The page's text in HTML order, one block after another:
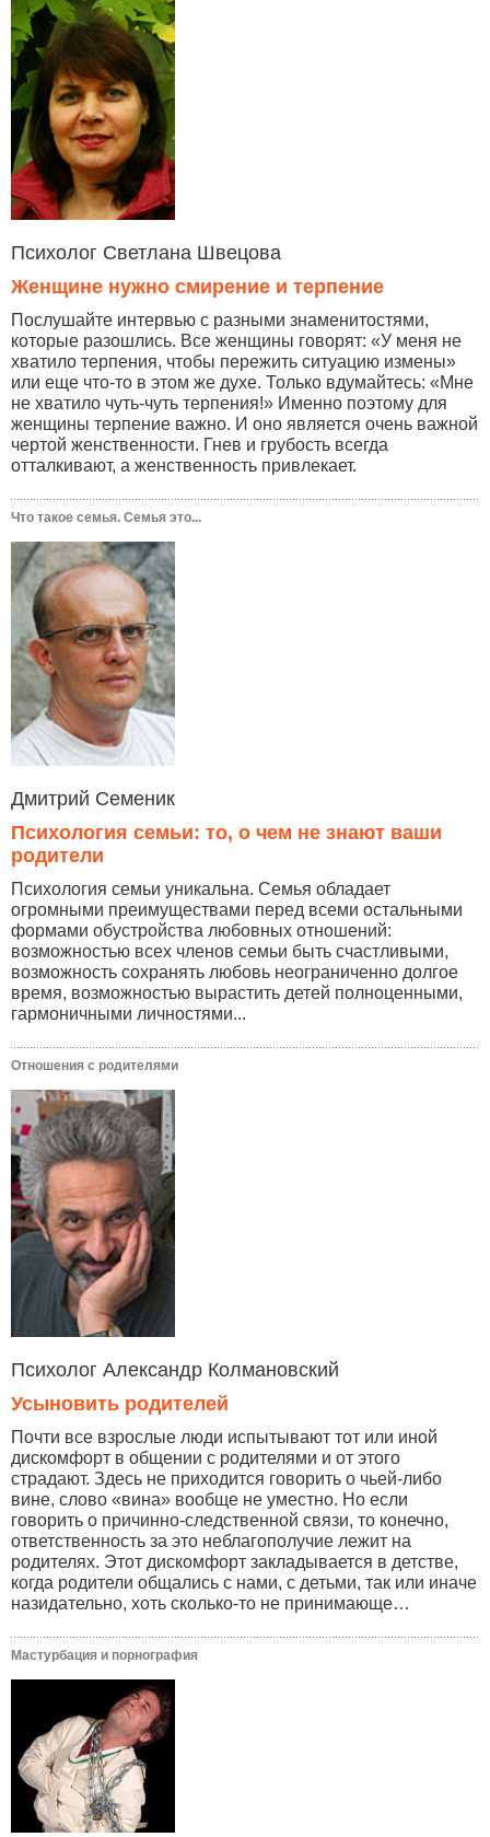
Психолог Светлана Швецова
Женщине нужно смирение и терпение
Послушайте интервью с разными знаменитостями,
которые разошлись. Все женщины говорят: «У меня не
хватило терпения, чтобы пережить ситуацию измены»
или еще что-то в этом же духе. Только вдумайтесь: «Мне
не хватило чуть-чуть терпения!» Именно поэтому для
женщины терпение важно. И оно является очень важной
чертой женственности. Гнев и грубость всегда
отталкивают, а женственность привлекает.
Что такое семья. Семья это...
Дмитрий Семеник
Психология семьи: то, о чем не знают ваши
родители
Психология семьи уникальна. Семья обладает
огромными преимуществами перед всеми остальными
формами обустройства любовных отношений:
возможностью всех членов семьи быть счастливыми,
возможность сохранять любовь неограниченно долгое
время, возможностью вырастить детей полноценными,
гармоничными личностями...
Отношения с родителями
Психолог Александр Колмановский
Усыновить родителей
Почти все взрослые люди испытывают тот или иной
дискомфорт в общении с родителями и от этого
страдают. Здесь не приходится говорить о чьей-либо
вине, слово «вина» вообще не уместно. Но если
говорить о причинно-следственной связи, то конечно,
ответственность за это неблагополучие лежит на
родителях. Этот дискомфорт закладывается в детстве,
когда родители общались с нами, с детьми, так или иначе
назидательно, хоть сколько-то не принимающе…
Мастурбация и порнография